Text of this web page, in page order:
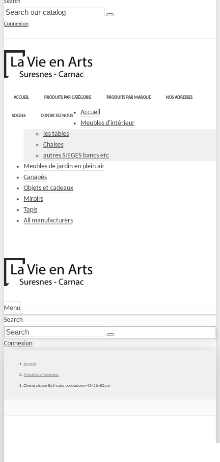
Search
Connexion
ACCUEIL PRODUITS PAR CATÉGORIE PRODUITS PAR MARQUE NOS ADRESSES
SOLDES CONTACTEZ NOUS
Accueil
Meubles d'intérieur
les tables
Chaises
autres SIEGES bancs etc
Meubles de jardin en plein air
Canapés
Objets et cadeaux
Miroirs
Tapis
All manufacturers
Menu
Search
Connexion
Accueil
Meubles d'intérieur
Chene chaise Ex1-sans accoudoirs-43-56-82cm